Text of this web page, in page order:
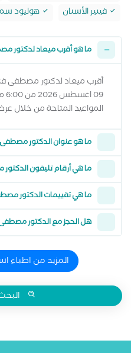
فينير الأسنان
هوليود
ما هو أقرب ميعاد لدكتور
أقرب ميعاد لدكتور مصطفى
المواعيد المتاحة من خلال
ما هو عنوان الدكتور مصطفى
ما هي أرقام تليفون
ما هي تقييمات الدكتور
هل الحجز مع الدكتور مصطفى
المزيد من اطباء